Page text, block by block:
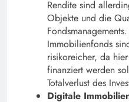
Rendite sind
Objekte und die
Immobilienfonds
risikoreicher, da
finanziert werden
Totalverlust des
Digitale